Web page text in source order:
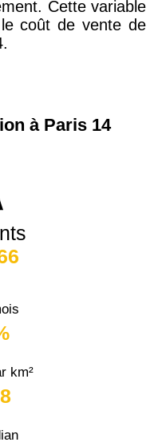
Cette variable
coût de vente de
à Paris 14
km²